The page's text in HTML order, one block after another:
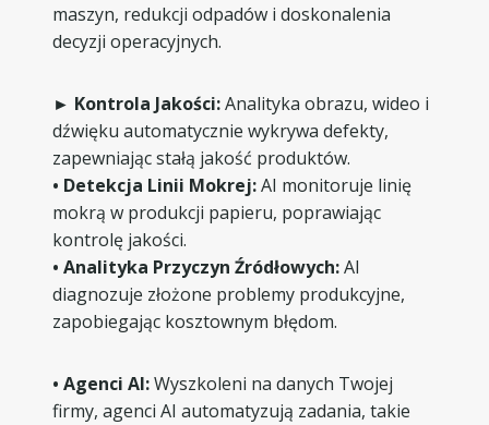
maszyn, redukcji odpadów i doskonalenia
decyzji operacyjnych.
► Kontrola Jakości:Analityka obrazu, wideo i
dźwięku automatycznie wykrywa defekty,
zapewniając stałą jakość produktów.
• Detekcja Linii Mokrej:AI monitoruje linię
mokrą w produkcji papieru, poprawiając
kontrolę jakości.
• Analityka Przyczyn Źródłowych:AI
diagnozuje złożone problemy produkcyjne,
zapobiegając kosztownym błędom.
• Agenci AI:Wyszkoleni na danych Twojej
firmy, agenci AI automatyzują zadania, takie